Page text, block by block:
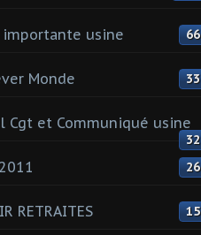
importante usine 66
Monde 33
Cgt et Communiqué usine
32
26
RETRAITES 15